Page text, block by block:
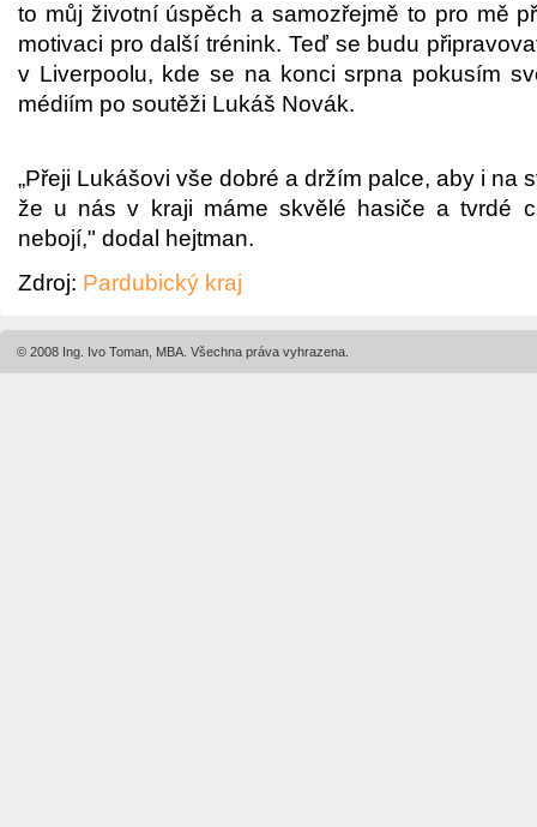
to můj životní úspěch a samozřejmě to pro mě
motivaci pro další trénink. Teď se budu
v Liverpoolu, kde se na konci srpna pokusím
médiím po soutěži Lukáš Novák.
„Přeji Lukášovi vše dobré a držím palce, aby i na
že u nás v kraji máme skvělé hasiče a tvrdé
nebojí," dodal hejtman.
Zdroj: Pardubický kraj
© 2008 Ing. Ivo Toman, MBA. Všechna práva vyhrazena.